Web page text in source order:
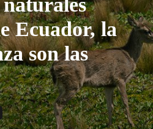
Ecuador, la
son las